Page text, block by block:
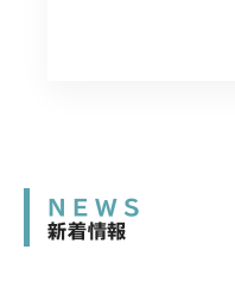
NEWS
新着情報